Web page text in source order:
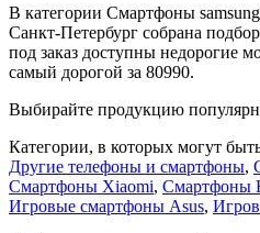
В категории Смартфоны samsung
Санкт-Петербург собрана
под заказ доступны недорогие
самый дорогой за 80990.
Выбирайте продукцию
Категории, в которых могут
Другие телефоны и смартфоны,
Смартфоны Xiaomi, Смартфоны
Игровые смартфоны Asus,